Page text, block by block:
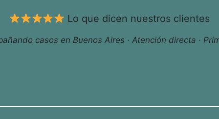
Lo que dicen nuestros clientes
casos en Buenos Aires · Atención directa ·